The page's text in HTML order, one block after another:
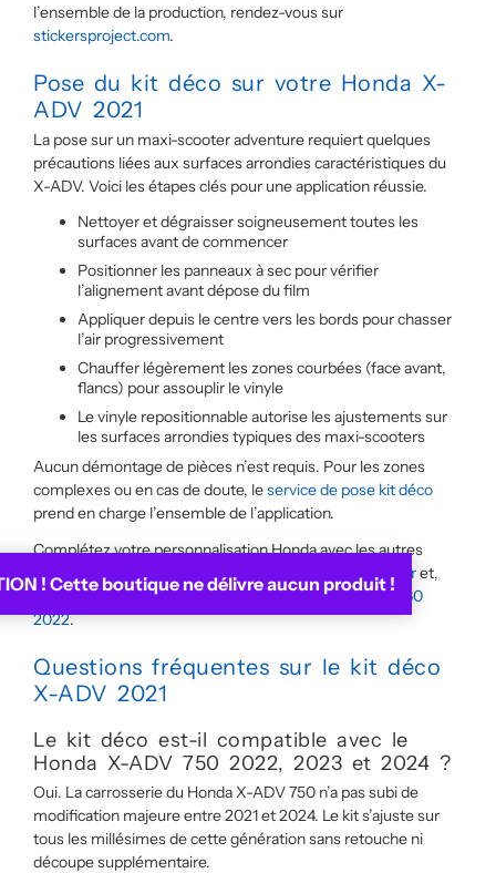
! Cette boutique ne délivre aucun produit !
l’ensemble de la production, rendez-vous sur
stickersproject.com.
Pose du kit déco sur votre Honda X-
ADV 2021
La pose sur un maxi-scooter adventure requiert quelques
précautions liées aux surfaces arrondies caractéristiques du
X-ADV. Voici les étapes clés pour une application réussie.
Nettoyer et dégraisser soigneusement toutes les
surfaces avant de commencer
Positionner les panneaux à sec pour vérifier
l’alignement avant dépose du film
Appliquer depuis le centre vers les bords pour chasser
l’air progressivement
Chauffer légèrement les zones courbées (face avant,
flancs) pour assouplir le vinyle
Le vinyle repositionnable autorise les ajustements sur
les surfaces arrondies typiques des maxi-scooters
Aucun démontage de pièces n’est requis. Pour les zones
complexes ou en cas de doute, leservice de pose kit déco
prend en charge l’ensemble de l’application.
Complétez votre personnalisation Honda avec les autres
kits déco Honda maxi-scooteret,
pour les maxi-scooters concurrents,kit déco T-Max 560
2022.
Questions fréquentes sur le kit déco
X-ADV 2021
Le kit déco est-il compatible avec le
Honda X-ADV 750 2022, 2023 et 2024 ?
Oui. La carrosserie du Honda X-ADV 750 n’a pas subi de
modification majeure entre 2021 et 2024. Le kit s’ajuste sur
tous les millésimes de cette génération sans retouche ni
découpe supplémentaire.